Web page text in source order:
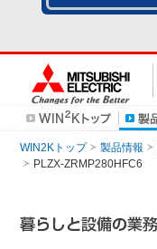
WIN2Kトップ 製品情報
PLZX-ZRMP280HFC6